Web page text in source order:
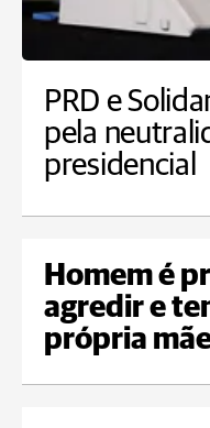
PRD e
pela
presidencial
Homem é
agredir e
própria